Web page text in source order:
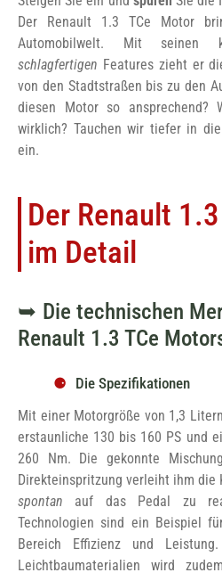
Der Renault 1.3 TCe Motor
Automobilwelt. Mit seinen
schlagfertigen Features zieht er
von den Stadtstraßen bis zu den
diesen Motor so ansprechend?
wirklich? Tauchen wir tiefer in
ein.
Der Renault
im Detail
Die technischen
Renault 1.3 TCe
Die Spezifikationen
Mit einer Motorgröße von 1,3
erstaunliche 130 bis 160 PS und
260 Nm. Die gekonnte
Direkteinspritzung verleiht ihm die
spontan auf das Pedal zu
Technologien sind ein Beispiel
Bereich Effizienz und
Leichtbaumaterialien wird